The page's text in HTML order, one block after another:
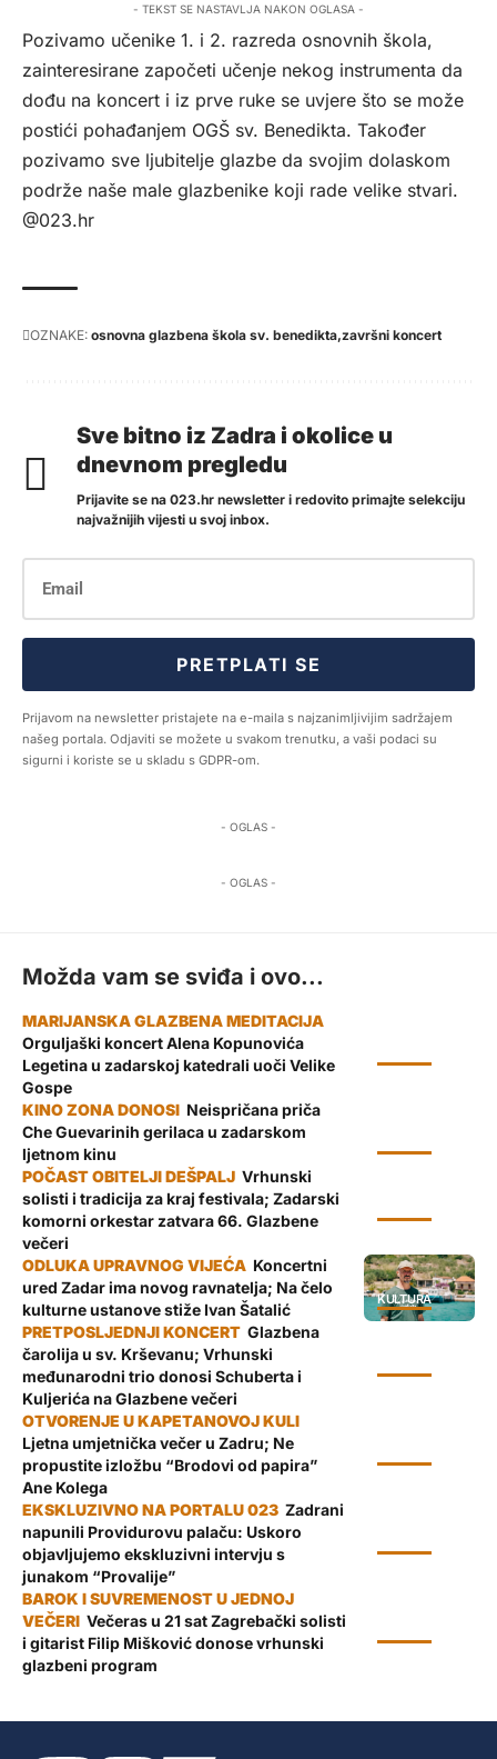
- TEKST SE NASTAVLJA NAKON OGLASA -
Pozivamo učenike 1. i 2. razreda osnovnih škola,
zainteresirane započeti učenje nekog instrumenta da
dođu na koncert i iz prve ruke se uvjere što se može
postići pohađanjem OGŠ sv. Benedikta. Također
pozivamo sve ljubitelje glazbe da svojim dolaskom
podrže naše male glazbenike koji rade velike stvari.
@023.hr
OZNAKE: osnovna glazbena škola sv. benedikta završni koncert
Sve bitno iz Zadra i okolice u
dnevnom pregledu
Prijavite se na 023.hr newsletter i redovito primajte selekciju
najvažnijih vijesti u svoj inbox.
PRETPLATI SE
Prijavom na newsletter pristajete na e-maila s najzanimljivijim sadržajem
našeg portala. Odjaviti se možete u svakom trenutku, a vaši podaci su
sigurni i koriste se u skladu s GDPR-om.
- OGLAS -
- OGLAS -
Možda vam se sviđa i ovo...
Orguljaški koncert Alena Kopunovića
Legetina u zadarskoj katedrali uoči Velike
Gospe
Neispričana priča
Che Guevarinih gerilaca u zadarskom
ljetnom kinu
Vrhunski
solisti i tradicija za kraj festivala; Zadarski
komorni orkestar zatvara 66. Glazbene
večeri
KULTURA
Koncertni
ured Zadar ima novog ravnatelja; Na čelo
kulturne ustanove stiže Ivan Šatalić
Glazbena
čarolija u sv. Krševanu; Vrhunski
međunarodni trio donosi Schuberta i
Kuljerića na Glazbene večeri
Ljetna umjetnička večer u Zadru; Ne
propustite izložbu “Brodovi od papira”
Ane Kolega
Zadrani
napunili Providurovu palaču: Uskoro
objavljujemo ekskluzivni intervju s
junakom “Provalije”
Večeras u 21 sat Zagrebački solisti
i gitarist Filip Mišković donose vrhunski
glazbeni program